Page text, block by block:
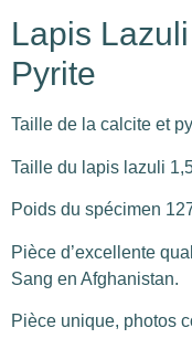
Lapis
Pyrite
Taille de la calcite et
Taille du lapis lazuli
Poids du spécimen
Pièce d’excellente
Sang en Afghanistan.
Pièce unique, photos